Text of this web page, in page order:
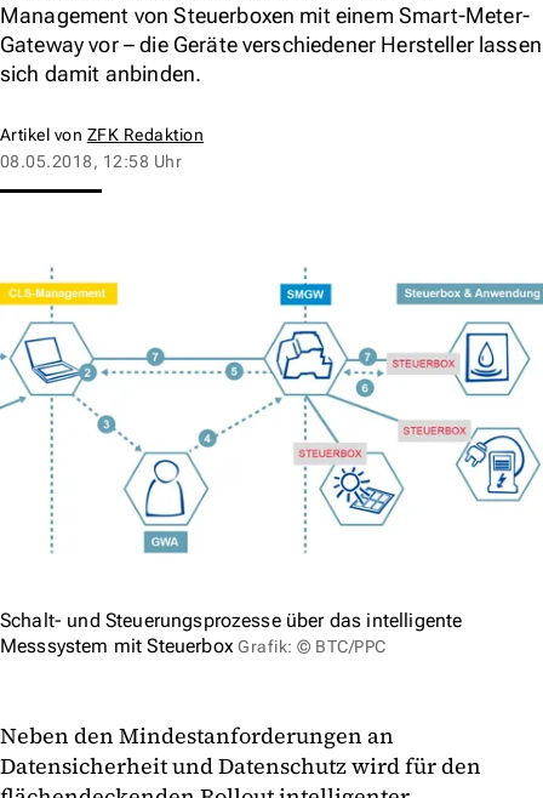
Management von Steuerboxen mit einem Smart-Meter-
Gateway vor – die Geräte verschiedener Hersteller lassen
sich damit anbinden.
Artikel von ZFK Redaktion
08.05.2018, 12:58 Uhr
Schalt- und Steuerungsprozesse über das intelligente
Messsystem mit Steuerbox Grafik: © BTC/PPC
Neben den Mindestanforderungen an
Datensicherheit und Datenschutz wird für den